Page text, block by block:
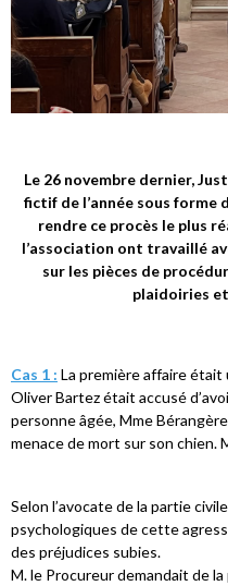
Le 26 novembre dernier,
fictif de l’année sous
rendre ce procès le plus
l’association ont travaillé
sur les pièces de
plaidoiries
Cas 1 : La première affaire était
Oliver Bartez était accusé
personne âgée, Mme
menace de mort sur son chien.
Selon l’avocate de la partie
psychologiques de cette
des préjudices subies.
M. le Procureur demandait de